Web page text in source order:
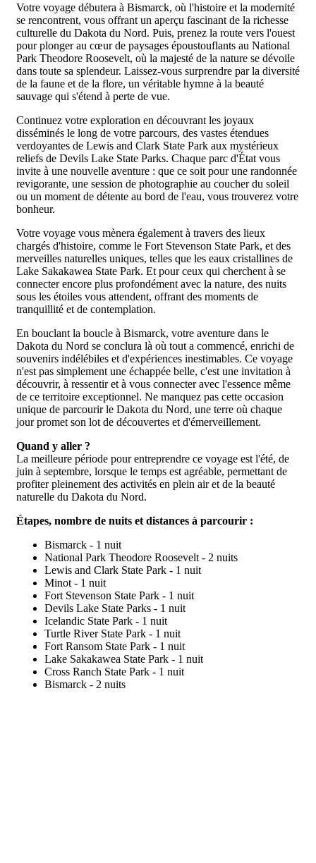
Votre voyage débutera à Bismarck, où l'histoire et la modernité
se rencontrent, vous offrant un aperçu fascinant de la richesse
culturelle du Dakota du Nord. Puis, prenez la route vers l'ouest
pour plonger au cœur de paysages époustouflants au National
Park Theodore Roosevelt, où la majesté de la nature se dévoile
dans toute sa splendeur. Laissez-vous surprendre par la diversité
de la faune et de la flore, un véritable hymne à la beauté
sauvage qui s'étend à perte de vue.
Continuez votre exploration en découvrant les joyaux
disséminés le long de votre parcours, des vastes étendues
verdoyantes de Lewis and Clark State Park aux mystérieux
reliefs de Devils Lake State Parks. Chaque parc d'État vous
invite à une nouvelle aventure : que ce soit pour une randonnée
revigorante, une session de photographie au coucher du soleil
ou un moment de détente au bord de l'eau, vous trouverez votre
bonheur.
Votre voyage vous mènera également à travers des lieux
chargés d'histoire, comme le Fort Stevenson State Park, et des
merveilles naturelles uniques, telles que les eaux cristallines de
Lake Sakakawea State Park. Et pour ceux qui cherchent à se
connecter encore plus profondément avec la nature, des nuits
sous les étoiles vous attendent, offrant des moments de
tranquillité et de contemplation.
En bouclant la boucle à Bismarck, votre aventure dans le
Dakota du Nord se conclura là où tout a commencé, enrichi de
souvenirs indélébiles et d'expériences inestimables. Ce voyage
n'est pas simplement une échappée belle, c'est une invitation à
découvrir, à ressentir et à vous connecter avec l'essence même
de ce territoire exceptionnel. Ne manquez pas cette occasion
unique de parcourir le Dakota du Nord, une terre où chaque
jour promet son lot de découvertes et d'émerveillement.
Quand y aller ?
La meilleure période pour entreprendre ce voyage est l'été, de
juin à septembre, lorsque le temps est agréable, permettant de
profiter pleinement des activités en plein air et de la beauté
naturelle du Dakota du Nord.
Étapes, nombre de nuits et distances à parcourir :
Bismarck - 1 nuit
National Park Theodore Roosevelt - 2 nuits
Lewis and Clark State Park - 1 nuit
Minot - 1 nuit
Fort Stevenson State Park - 1 nuit
Devils Lake State Parks - 1 nuit
Icelandic State Park - 1 nuit
Turtle River State Park - 1 nuit
Fort Ransom State Park - 1 nuit
Lake Sakakawea State Park - 1 nuit
Cross Ranch State Park - 1 nuit
Bismarck - 2 nuits